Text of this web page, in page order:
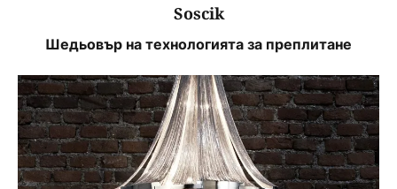
Soscik
Шедьовър на технологията за преплитане